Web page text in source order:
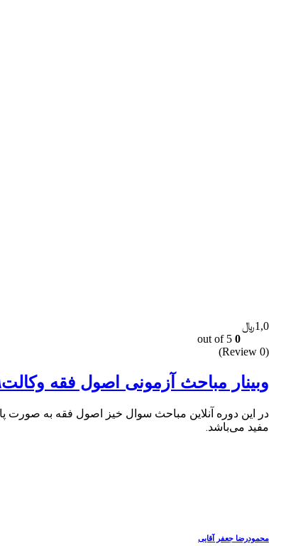
1,0﷼
0
(0 Review)
وبینار مباحث آزمونی اصول فقه وکالت۹۹
در این دوره آنلاین مباحث سوال خیز اصول فقه به صورت
مفید می‌باشد.
محمودرضا جعفر آقایی